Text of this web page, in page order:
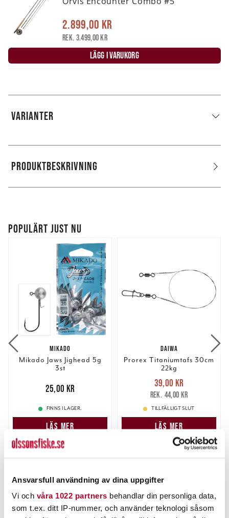
Ansvarsfull användning av dina uppgifter
Vi och våra 1022 partners behandlar din personliga data,
som t.ex. ditt IP-nummer, och använder teknologi såsom
2.899,00 kr
Rek. 3.499,00 kr
LÄGG I VARUKORG
VARIANTER
PRODUKTBESKRIVNING
POPULÄRT JUST NU
MIKADO
Mikado Jaws Jighead 5g
3st
25,00 kr
25,00 kr
FINNS I LAGER.
LÄS MER
DAIWA
Prorex Titaniumtafs 30cm
22kg
Nuvarande pris
39,00 krTidigare pris
44,00 kr
39,00 kr
44,00 kr
TILLFÄLLIGT SLUT
LÄS MER